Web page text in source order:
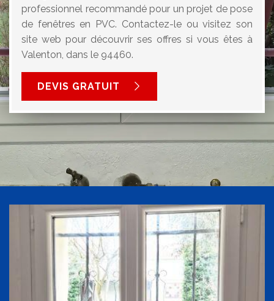
professionnel recommandé pour un projet de pose
de fenêtres en PVC. Contactez-le ou visitez son
site web pour découvrir ses offres si vous êtes à
Valenton, dans le 94460.
DEVIS GRATUIT